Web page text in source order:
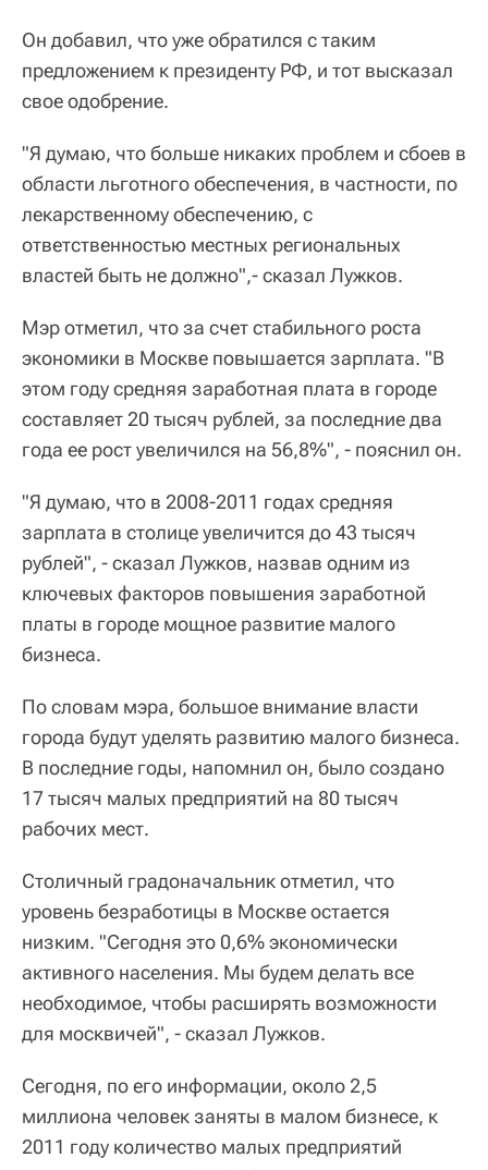
Он добавил, что уже обратился с таким
предложением к президенту РФ, и тот высказал
свое одобрение.
"Я думаю, что больше никаких проблем и сбоев в
области льготного обеспечения, в частности, по
лекарственному обеспечению, с
ответственностью местных региональных
властей быть не должно",- сказал Лужков.
Мэр отметил, что за счет стабильного роста
экономики в Москве повышается зарплата. "В
этом году средняя заработная плата в городе
составляет 20 тысяч рублей, за последние два
года ее рост увеличился на 56,8%", - пояснил он.
"Я думаю, что в 2008-2011 годах средняя
зарплата в столице увеличится до 43 тысяч
рублей", - сказал Лужков, назвав одним из
ключевых факторов повышения заработной
платы в городе мощное развитие малого
бизнеса.
По словам мэра, большое внимание власти
города будут уделять развитию малого бизнеса.
В последние годы, напомнил он, было создано
17 тысяч малых предприятий на 80 тысяч
рабочих мест.
Столичный градоначальник отметил, что
уровень безработицы в Москве остается
низким. "Сегодня это 0,6% экономически
активного населения. Мы будем делать все
необходимое, чтобы расширять возможности
для москвичей", - сказал Лужков.
Сегодня, по его информации, около 2,5
миллиона человек заняты в малом бизнесе, к
2011 году количество малых предприятий